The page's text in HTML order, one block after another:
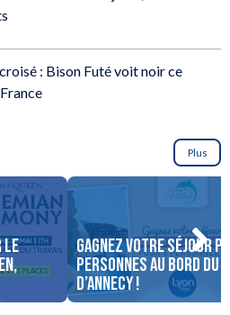
: Bison Futé voit noir ce
Plus
le
Gagnez votre séjour
personnes au bord du
d’Annecy !